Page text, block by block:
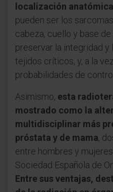
localización
pueden ser los
cabeza, cuello y base
preservar la integridad y
tejidos críticos, y, a la
probabilidades de
Asimismo, esta
mostrado como la
multidisciplinar más
próstata y de mama,
entre hombres y
Sociedad Española de
Entre sus ventajas,